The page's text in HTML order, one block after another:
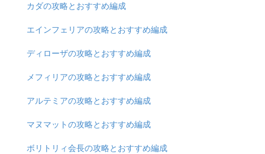
カダの攻略とおすすめ編成
エインフェリアの攻略とおすすめ編成
ディローザの攻略とおすすめ編成
メフィリアの攻略とおすすめ編成
アルテミアの攻略とおすすめ編成
マヌマットの攻略とおすすめ編成
ボリトリィ会長の攻略とおすすめ編成